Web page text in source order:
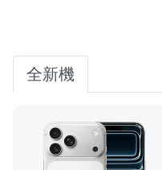
全新機